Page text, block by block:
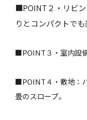
■POINT２・リビン
りとコンパクトでも
■POINT３・室内設
■POINT４・敷地：
畳のスロープ。